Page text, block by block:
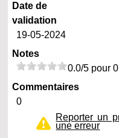
Date de
validation
19-05-2024
Notes
0.0/5 pour
Commentaires
0
Reporter un
une erreur